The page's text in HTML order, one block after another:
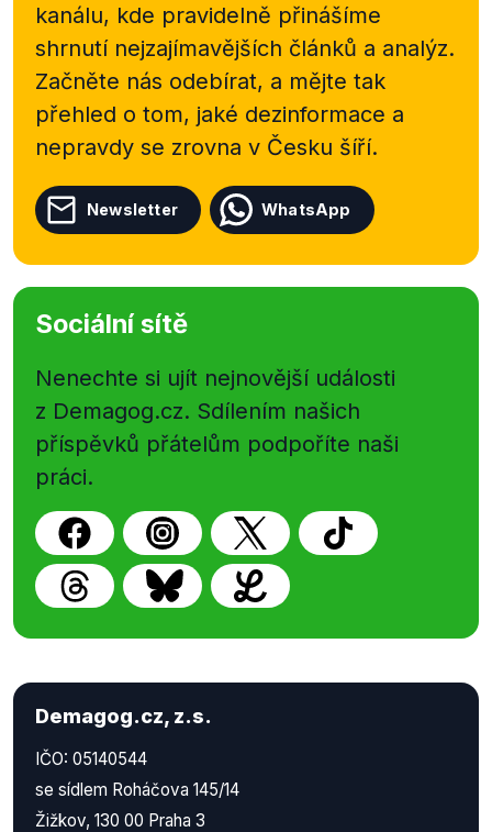
kanálu, kde pravidelně přinášíme
shrnutí nejzajímavějších článků a analýz.
Začněte nás odebírat, a mějte tak
přehled o tom, jaké dezinformace a
nepravdy se zrovna v Česku šíří.
Newsletter WhatsApp
Sociální sítě
Nenechte si ujít nejnovější události
z Demagog.cz. Sdílením našich
příspěvků přátelům podpoříte naši
práci.
Demagog.cz, z.s.
IČO: 05140544
se sídlem Roháčova 145/14
Žižkov, 130 00 Praha 3